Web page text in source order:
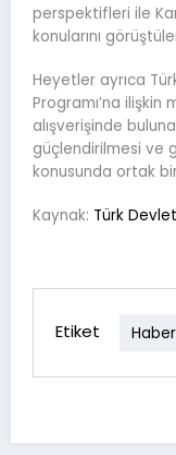
perspektifleri ile
konularını
Heyetler ayrıca
Programı’na
alışverişinde
güçlendirilmesi ve
konusunda ortak
Kaynak: Türk
Etiket